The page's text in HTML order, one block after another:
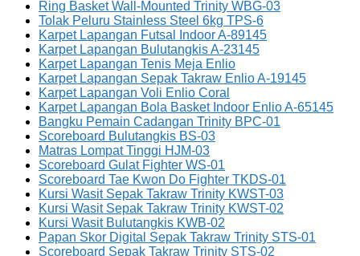
Ring Basket Wall-Mounted Trinity WBG-03
Tolak Peluru Stainless Steel 6kg TPS-6
Karpet Lapangan Futsal Indoor A-89145
Karpet Lapangan Bulutangkis A-23145
Karpet Lapangan Tenis Meja Enlio
Karpet Lapangan Sepak Takraw Enlio A-19145
Karpet Lapangan Voli Enlio Coral
Karpet Lapangan Bola Basket Indoor Enlio A-65145
Bangku Pemain Cadangan Trinity BPC-01
Scoreboard Bulutangkis BS-03
Matras Lompat Tinggi HJM-03
Scoreboard Gulat Fighter WS-01
Scoreboard Tae Kwon Do Fighter TKDS-01
Kursi Wasit Sepak Takraw Trinity KWST-03
Kursi Wasit Sepak Takraw Trinity KWST-02
Kursi Wasit Bulutangkis KWB-02
Papan Skor Digital Sepak Takraw Trinity STS-01
Scoreboard Sepak Takraw Trinity STS-02